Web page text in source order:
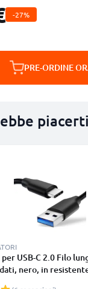
-27%
PRE-ORDINE
USB-C 2.0 Filo
nero, in